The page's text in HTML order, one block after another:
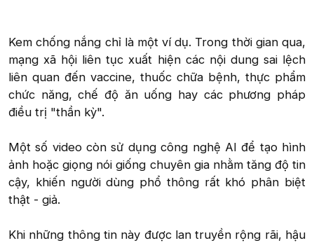
Kem chống nắng chỉ là một ví dụ. Trong thời gian qua,
mạng xã hội liên tục xuất hiện các nội dung sai lệch
liên quan đến vaccine, thuốc chữa bệnh, thực phẩm
chức năng, chế độ ăn uống hay các phương pháp
điều trị "thần kỳ".
Một số video còn sử dụng công nghệ AI để tạo hình
ảnh hoặc giọng nói giống chuyên gia nhằm tăng độ tin
cậy, khiến người dùng phổ thông rất khó phân biệt
thật - giả.
Khi những thông tin này được lan truyền rộng rãi, hậu